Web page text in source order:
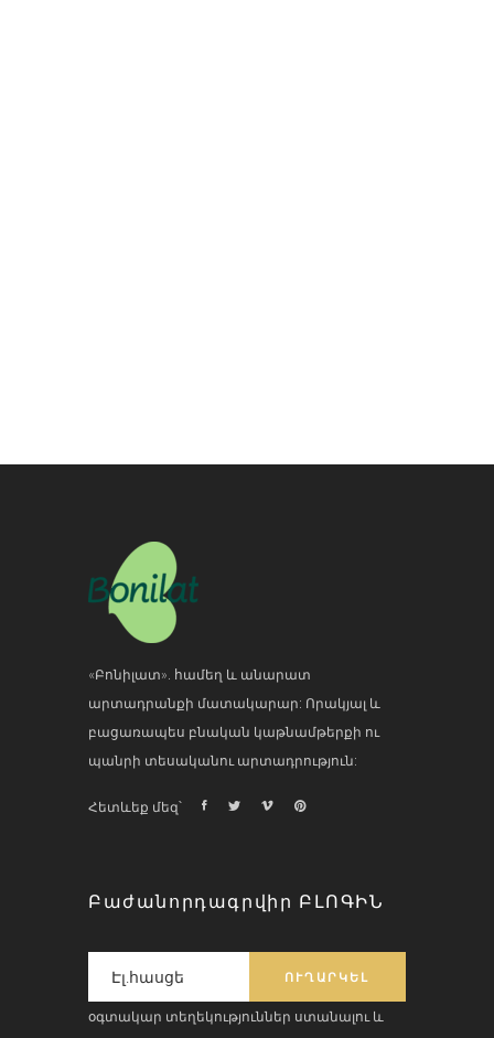
«Բոնիլատ». համեղ և անարատ
արտադրանքի մատակարար: Որակյալ և
բացառապես բնական կաթնամթերքի ու
պանրի տեսականու արտադրություն:
Հետևեք մեզ՝
Բաժանորդագրվիր ԲԼՈԳԻՆ
օգտակար տեղեկություններ ստանալու և